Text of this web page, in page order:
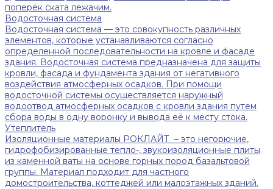
поперёк ската лежачим.
Водосточная система
Водосточная система — это совокупность различных
элементов, которые устанавливаются согласно
определенной последовательности на кровле и фасаде
здания. Водосточная система предназначена для защиты
кровли, фасада и фундамента здания от негативного
воздействия атмосферных осадков. При помощи
водосточной системы осуществляется наружный
водоотвод атмосферных осадков с кровли здания путем
сбора воды в одну воронку и вывода её к месту стока.
Утеплитель
Изоляционные материалы РОКЛАЙТ – это негорючие,
гидрофобизированные тепло-, звукоизоляционные плиты
из каменной ваты на основе горных пород базальтовой
группы. Материал подходит для частного
домостроительства, коттеджей или малоэтажных зданий.